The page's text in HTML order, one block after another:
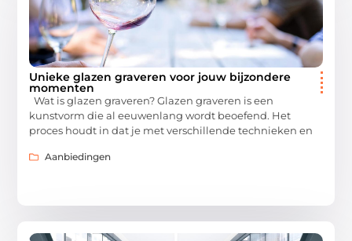
Unieke glazen graveren voor jouw bijzondere
momenten
Wat is glazen graveren? Glazen graveren is een
kunstvorm die al eeuwenlang wordt beoefend. Het
proces houdt in dat je met verschillende technieken en
Aanbiedingen